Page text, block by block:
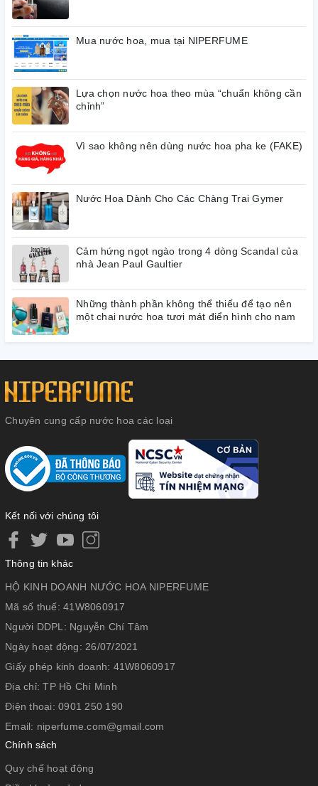
Mua nước hoa, mua tại NIPERFUME
Lựa chọn nước hoa theo mùa “chuẩn không cần
chỉnh”
Vì sao không nên dùng nước hoa pha ke (FAKE)
Nước Hoa Dành Cho Các Chàng Trai Gymer
Cảm hứng ngọt ngào trong 4 dòng Scandal của
nhà Jean Paul Gaultier
Những thành phần không thể thiếu để tạo nên
một chai nước hoa tươi mát điển hình cho nam
Chuyên cung cấp nước hoa các loại
Kết nối với chúng tôi
Thông tin khác
HỘ KINH DOANH NƯỚC HOA NIPERFUME
Mã số thuế: 41W8060917
Người DDPL: Nguyễn Chí Tâm
Ngày hoạt động: 26/07/2021
Giấy phép kinh doanh: 41W8060917
Địa chỉ:TP Hồ Chí Minh
Điện thoại: 0901 250 190
Email: niperfume.com@gmail.com
Chính sách
Quy chế hoạt động